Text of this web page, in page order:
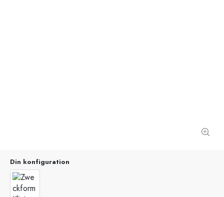
Din konfiguration